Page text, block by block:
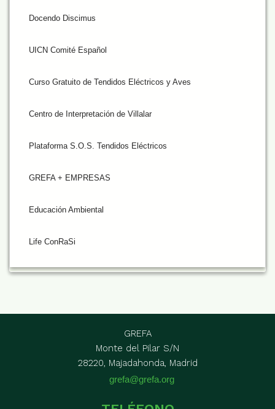
Docendo Discimus
UICN Comité Español
Curso Gratuito de Tendidos Eléctricos y Aves
Centro de Interpretación de Villalar
Plataforma S.O.S. Tendidos Eléctricos
GREFA + EMPRESAS
Educación Ambiental
Life ConRaSi
GREFA
Monte del Pilar S/N
28220, Majadahonda, Madrid
grefa@grefa.org